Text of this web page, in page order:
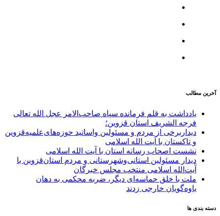
آخرین مطالب
یادداشت به قلم فرمانده سپاه صاحب‌الامر عجل الله تعالی
فرجه الشریف استان قزوین؛
دیداربرخی از مردم و مسئولین واساتید حوزه‌های‌علمیه‌قزوین
و تاکستان با آیت الله اسلامی
نشست اصحاب رسانه استان با آیت الله اسلامی
دیدار مسئولین استانی‌وشهرستانی و مردم‌ استان‌قزوین با
آیت‌الله‌ اسلامی منتخب مجلس‌ خبرگان
ملت با خلق حماسه‌ای دیگر، ضربه محکمی به دهان
یاوه‌گویان خارجی زدند
دسته بندی ها